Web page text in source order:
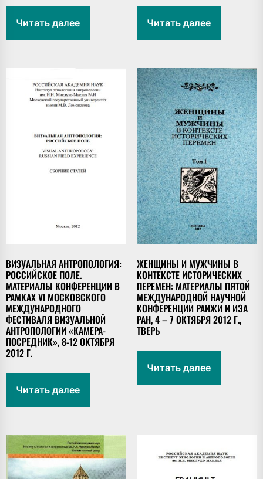
Читать далее Читать далее
ВИЗУАЛЬНАЯ АНТРОПОЛОГИЯ:
РОССИЙСКОЕ ПОЛЕ.
МАТЕРИАЛЫ КОНФЕРЕНЦИИ В
РАМКАХ VI МОСКОВСКОГО
МЕЖДУНАРОДНОГО
ФЕСТИВАЛЯ ВИЗУАЛЬНОЙ
АНТРОПОЛОГИИ «КАМЕРА-
ПОСРЕДНИК», 8-12 ОКТЯБРЯ
2012 Г.
Читать далее
ЖЕНЩИНЫ И МУЖЧИНЫ В
КОНТЕКСТЕ ИСТОРИЧЕСКИХ
ПЕРЕМЕН: МАТЕРИАЛЫ ПЯТОЙ
МЕЖДУНАРОДНОЙ НАУЧНОЙ
КОНФЕРЕНЦИИ РАИЖИ И ИЭА
РАН, 4 – 7 ОКТЯБРЯ 2012 Г.,
ТВЕРЬ
Читать далее